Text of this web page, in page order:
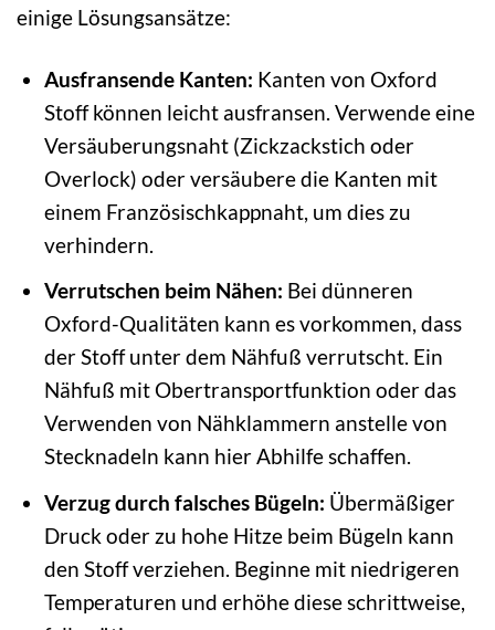
einige Lösungsansätze:
Ausfransende Kanten: Kanten von Oxford
Stoff können leicht ausfransen. Verwende eine
Versäuberungsnaht (Zickzackstich oder
Overlock) oder versäubere die Kanten mit
einem Französischkappnaht, um dies zu
verhindern.
Verrutschen beim Nähen: Bei dünneren
Oxford-Qualitäten kann es vorkommen, dass
der Stoff unter dem Nähfuß verrutscht. Ein
Nähfuß mit Obertransportfunktion oder das
Verwenden von Nähklammern anstelle von
Stecknadeln kann hier Abhilfe schaffen.
Verzug durch falsches Bügeln: Übermäßiger
Druck oder zu hohe Hitze beim Bügeln kann
den Stoff verziehen. Beginne mit niedrigeren
Temperaturen und erhöhe diese schrittweise,